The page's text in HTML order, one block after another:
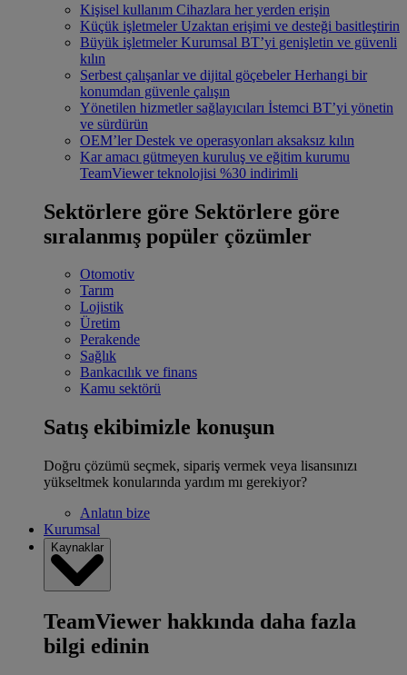
Kişisel kullanım Cihazlara her yerden erişin
Küçük işletmeler Uzaktan erişimi ve desteği basitleştirin
Büyük işletmeler Kurumsal BT’yi genişletin ve güvenli
kılın
Serbest çalışanlar ve dijital göçebeler Herhangi bir
konumdan güvenle çalışın
Yönetilen hizmetler sağlayıcıları İstemci BT’yi yönetin
ve sürdürün
OEM’ler Destek ve operasyonları aksaksız kılın
Kar amacı gütmeyen kuruluş ve eğitim kurumu
TeamViewer teknolojisi %30 indirimli
Sektörlere göre Sektörlere göre
sıralanmış popüler çözümler
Otomotiv
Tarım
Lojistik
Üretim
Perakende
Sağlık
Bankacılık ve finans
Kamu sektörü
Satış ekibimizle konuşun
Doğru çözümü seçmek, sipariş vermek veya lisansınızı
yükseltmek konularında yardım mı gerekiyor?
Anlatın bize
Kurumsal
Kaynaklar
TeamViewer hakkında daha fazla
bilgi edinin